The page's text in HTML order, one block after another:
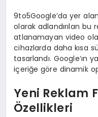
9to5Google’da yer
olarak adlandırılan bu
atlanamayan video
cihazlarda daha kısa
tasarlandı. Google’ın
içeriğe göre dinamik
Yeni Reklam
Özellikleri